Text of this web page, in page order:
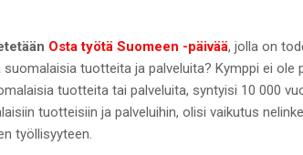
Osta työtä Suomeen -päivää, jolla on
tuotteita ja palveluita? Kymppi ei ole
tuotteita tai palveluita, syntyisi 10 000
tuotteisiin ja palveluihin, olisi vaikutus
työllisyyteen.